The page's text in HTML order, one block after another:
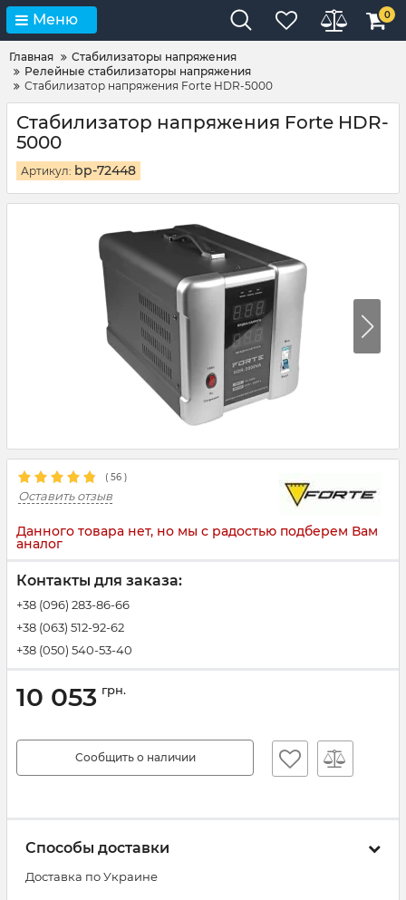
Меню 0
Главная
Стабилизаторы напряжения
Релейные стабилизаторы напряжения
Стабилизатор напряжения Forte HDR-5000
Стабилизатор напряжения Forte HDR-
5000
Артикул: bp-72448
( 56 )
Оставить отзыв
Данного товара нет, но мы с радостью подберем Вам
аналог
Контакты для заказа:
+38 (096) 283-86-66
+38 (063) 512-92-62
+38 (050) 540-53-40
10 053 грн.
Сообщить о наличии
Способы доставки
Доставка по Украине